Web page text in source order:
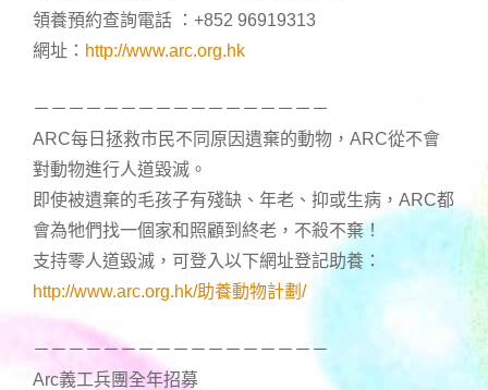
領養預約查詢電話 ：+852 96919313
網址： http://www.arc.org.hk
－－－－－－－－－－－－－－－－－
ARC每日拯救市民不同原因遺棄的動物，ARC從不會
對動物進行人道毀滅。
即使被遺棄的毛孩子有殘缺、年老、抑或生病，ARC都
會為牠們找一個家和照顧到終老，不殺不棄！
支持零人道毀滅，可登入以下網址登記助養：
http://www.arc.org.hk/助養動物計劃/
－－－－－－－－－－－－－－－－－
Arc義工兵團全年招募